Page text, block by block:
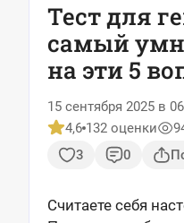
Тест для
самый
на эти 5
15 сентября 2025 в
4,6 132 оценки
3
0
Считаете себя